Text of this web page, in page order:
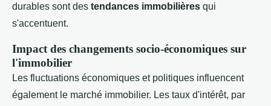
durables sont des tendances immobilières qui
s'accentuent.
Impact des changements socio-économiques sur
l'immobilier
Les fluctuations économiques et politiques influencent
également le marché immobilier. Les taux d'intérêt, par